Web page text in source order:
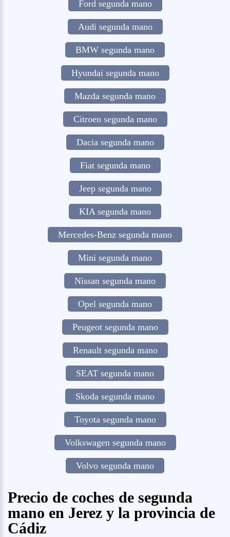
Ford segunda mano
Audi segunda mano
BMW segunda mano
Hyundai segunda mano
Mazda segunda mano
Citroen segunda mano
Dacia segunda mano
Fiat segunda mano
Jeep segunda mano
KIA segunda mano
Mercedes-Benz segunda mano
Mini segunda mano
Nissan segunda mano
Opel segunda mano
Peugeot segunda mano
Renault segunda mano
SEAT segunda mano
Skoda segunda mano
Toyota segunda mano
Volkswagen segunda mano
Volvo segunda mano
Precio de coches de segunda
mano en Jerez y la provincia de
Cádiz